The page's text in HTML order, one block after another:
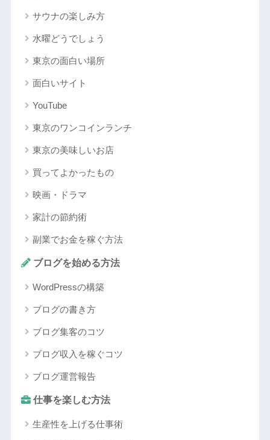
サウナの楽しみ方
水曜どうでしょう
東京の面白い場所
面白いサイト
YouTube
東京のワンコインランチ
東京の美味しいお店
買ってよかったもの
映画・ドラマ
家計の節約術
副業でお金を稼ぐ方法
ブログを始める方法
WordPressの構築
ブログの書き方
ブログ集客のコツ
ブログ収入を稼ぐコツ
ブログ運営報告
仕事を楽しむ方法
生産性を上げる仕事術